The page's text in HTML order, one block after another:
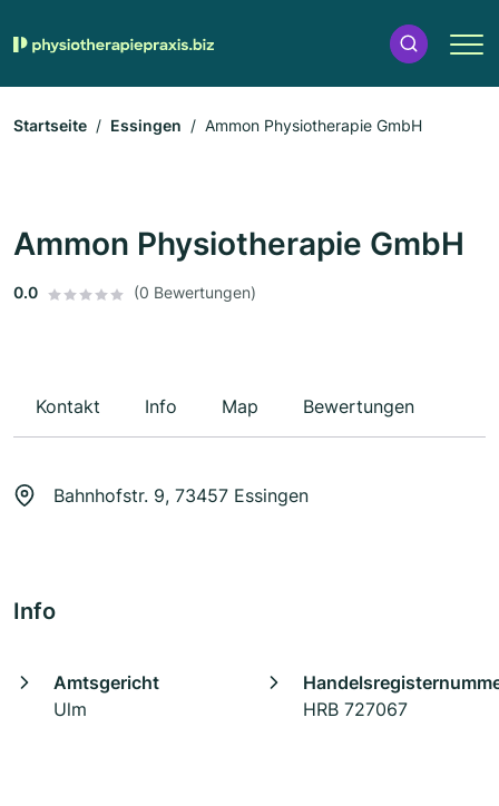
Startseite Essingen Ammon Physiotherapie GmbH
Ammon Physiotherapie GmbH
0.0 (0 Bewertungen)
Kontakt Info Map Bewertungen
Bahnhofstr. 9, 73457 Essingen
Info
Amtsgericht
Ulm
HRB 727067